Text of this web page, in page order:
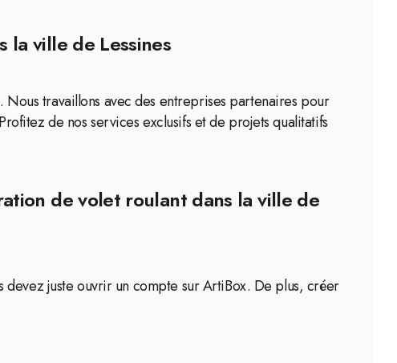
la ville de Lessines
travaillons avec des entreprises partenaires pour
de nos services exclusifs et de projets qualitatifs
de volet roulant dans la ville de
devez juste ouvrir un compte sur ArtiBox. De plus, créer